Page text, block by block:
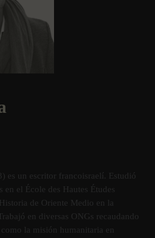
es un escritor francoisraelí­. Estudió
en el École des Hautes Études
de Oriente Medio en la
en diversas ONGs recaudando
la misión humanitaria en